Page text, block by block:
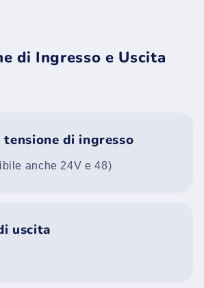
di Ingresso e Uscita
tensione di ingresso
anche 24V e 48)
uscita